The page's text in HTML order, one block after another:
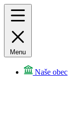
Menu
Naše obec